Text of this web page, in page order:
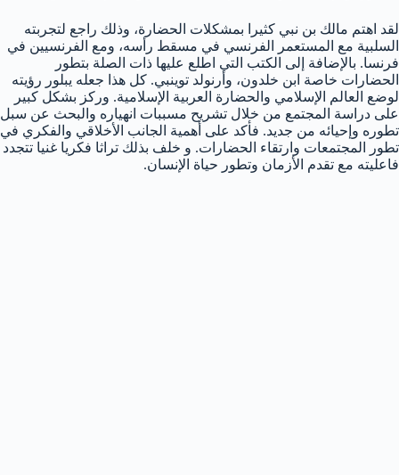
لقد اهتم مالك بن نبي كثيرا بمشكلات الحضارة، وذلك راجع لتجربته
السلبية مع المستعمر الفرنسي في مسقط رأسه، ومع الفرنسيين في
فرنسا. بالإضافة إلى الكتب التي اطلع عليها ذات الصلة بتطور
الحضارات خاصة ابن خلدون، وأرنولد توينبي. كل هذا جعله يبلور رؤيته
لوضع العالم الإسلامي والحضارة العربية الإسلامية. وركز بشكل كبير
على دراسة المجتمع من خلال تشريح مسببات انهياره والبحث عن سبل
تطوره وإحيائه من جديد. فأكد على أهمية الجانب الأخلاقي والفكري في
تطور المجتمعات وارتقاء الحضارات. و خلف بذلك تراثا فكريا غنيا تتجدد
فاعليته مع تقدم الأزمان وتطور حياة الإنسان.